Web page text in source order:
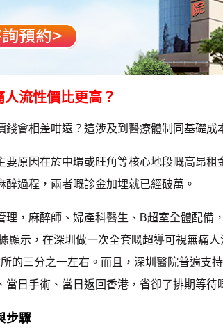
流性價比更高？
相差咁遠？這涉及到醫療體制同基礎成
原因在於中環或旺角等核心地段嘅高昂租
過程，兩者嘅診金加埋就已經破萬。
，麻醉師、婦產科醫生、B超室全體配備
顯示，在深圳做一次全套嘅超導可視無痛
的三分之一左右。而且，深圳醫院普遍支
日手術、當日返回香港，省卻了排期等待
步驟